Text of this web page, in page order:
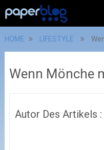
HOME LIFESTYLE
Wenn Mönche
Autor Des Artikels :